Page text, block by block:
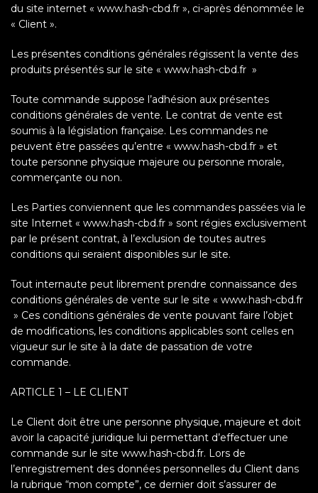
du site internet « www.hash-cbd.fr », ci-après dénommée le
« Client ».
Les présentes conditions générales régissent la vente des
produits présentés sur le site « www.hash-cbd.fr »
Toute commande suppose l’adhésion aux présentes
conditions générales de vente. Le contrat de vente est
soumis à la législation française. Les commandes ne
peuvent être passées qu’entre « www.hash-cbd.fr » et
toute personne physique majeure ou personne morale,
commerçante ou non.
Les Parties conviennent que les commandes passées via le
site Internet « www.hash-cbd.fr » sont régies exclusivement
par le présent contrat, à l’exclusion de toutes autres
conditions qui seraient disponibles sur le site.
Tout internaute peut librement prendre connaissance des
conditions générales de vente sur le site « www.hash-cbd.fr
» Ces conditions générales de vente pouvant faire l’objet
de modifications, les conditions applicables sont celles en
vigueur sur le site à la date de passation de votre
commande.
ARTICLE 1 – LE CLIENT
Le Client doit être une personne physique, majeure et doit
avoir la capacité juridique lui permettant d’effectuer une
commande sur le site www.hash-cbd.fr. Lors de
l’enregistrement des données personnelles du Client dans
la rubrique “mon compte”, ce dernier doit s’assurer de